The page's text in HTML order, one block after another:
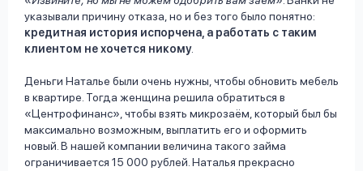
указывали причину отказа, но и без того было понятно:
кредитная история испорчена, а работать с таким
клиентом не хочется никому.
Деньги Наталье были очень нужны, чтобы обновить мебель
в квартире. Тогда женщина решила обратиться в
«Центрофинанс», чтобы взять микрозаём, который был бы
максимально возможным, выплатить его и оформить
новый. В нашей компании величина такого займа
ограничивается 15 000 рублей. Наталья прекрасно